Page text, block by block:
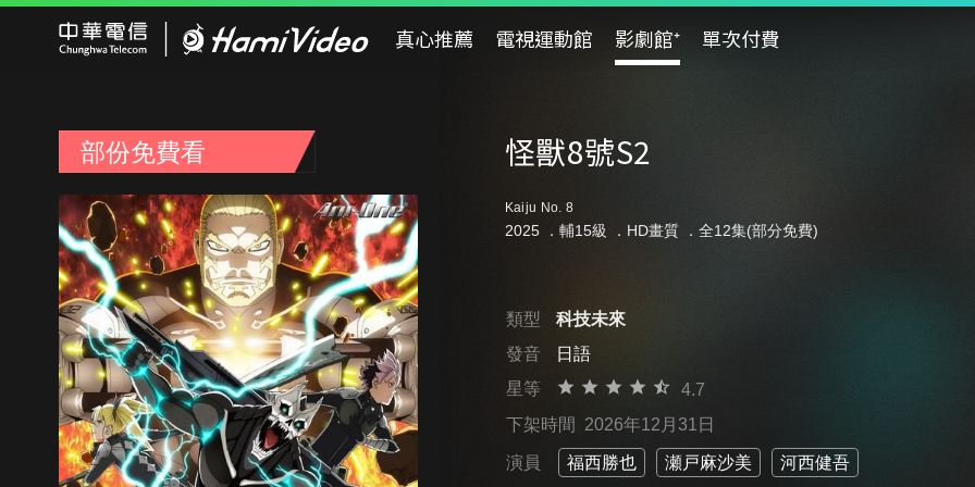
真心推薦 電視運動館 影劇館⁺ 單次付費
部份免費看 怪獸8號S2
Kaiju No. 8
2025 ． 輔15級 ．HD畫質 ．全12集(部分免費)
類型
科技未來
發音
日語
星等
4.7
下架時間 2026年12月31日
演員 福西勝也 瀬戸麻沙美 河西健吾